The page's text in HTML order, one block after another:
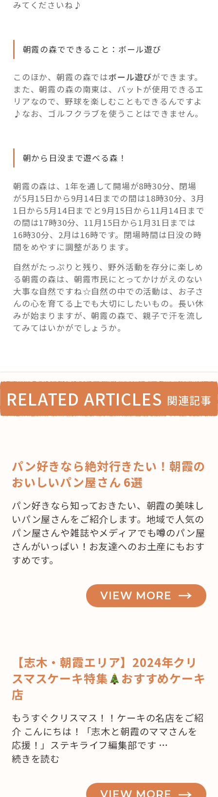
みてくださいね♪
朝霞の森でできること：ボール遊び
このほか、朝霞の森ではボール遊びができます。
また、朝霞の森の南東は、バットが使用できるエ
リアなので、野球を楽しむこともできるんですよ
♪なお、ゴルフクラブを使うことはできません。
朝から日没まで遊べる森！
朝霞の森は、1年を通して開場が8時30分、閉場
が5月15日から9月14日までの間は18時30分、3月
1日から5月14日までと9月15日から11月14日まで
の間は17時30分、11月15日から1月31日までは
16時30分、2月は16時です。閉場時間は日没の時
間をめやすに調整があります。
自然がたっぷりと残り、野外活動を存分に楽しめ
る朝霞の森は、朝霞市民にとってかけがえのない
大事な自然ですね☆自然の中での活動は、お子さ
んの心を育てる上でも大切にしたいもの。長い休
みが始まりますが、朝霞の森で、親子で汗を流し
てみてはいかがでしょうか。
RELATED ARTICLES 関連記事
パン好きなら絶対行きたい！朝霞の
おいしいパン屋さん 6選
パン好きなら知っておきたい、朝霞の美味し
いパン屋さんをご紹介します。地域で人気の
パン屋さんや雑誌やメディアでも噂のパン屋
さんがいっぱい！お友達へのお土産にもおす
すめです。
VIEW MORE
【志木・朝霞エリア】2024年クリ
スマスケーキ特集
おすすめケーキ
店
もうすぐクリスマス！！ケーキの名店をご紹
介 こんにちは！「志木と朝霞のママさんを
応援！」ステキライフ編集部です …
“【志
続きを読む
VIEW MORE